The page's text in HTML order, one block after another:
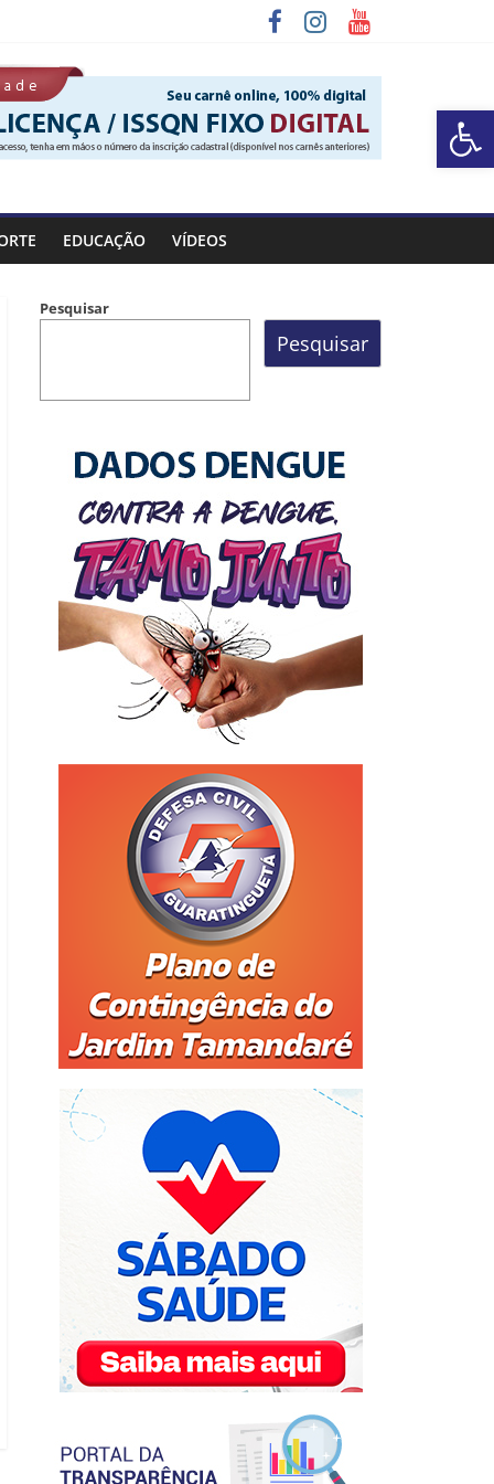
Barra de Ferramentas Aberta
EDUCAÇÃO VÍDEOS
Pesquisar
Pesquisar